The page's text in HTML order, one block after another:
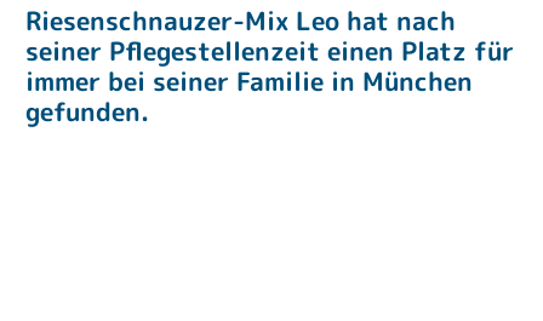
Riesenschnauzer-Mix Leo hat nach
seiner Pflegestellenzeit einen Platz für
immer bei seiner Familie in München
gefunden.